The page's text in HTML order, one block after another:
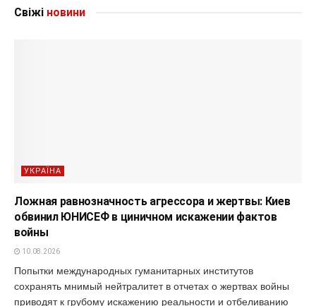
Свіжі новини
УКРАЇНА
Ложная равнозначность агрессора и жертвы: Киев
обвинил ЮНИСЕФ в циничном искажении фактов
войны
10.08.2026
Попытки международных гуманитарных институтов
сохранять мнимый нейтралитет в отчетах о жертвах войны
приводят к грубому искажению реальности и отбеливанию